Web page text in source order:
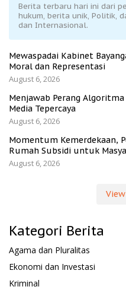
Berita terbaru hari ini dari
hukum, berita unik, Politik,
dan Internasional.
Mewaspadai Kabinet
Moral dan Representasi
August 6, 2026
Menjawab Perang
Media Tepercaya
August 6, 2026
Momentum Kemerdekaan,
Rumah Subsidi untuk
August 6, 2026
Kategori Berita
Agama dan Pluralitas
Ekonomi dan Investasi
Kriminal